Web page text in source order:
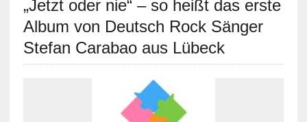
„Jetzt oder nie“ – so heißt das erste
Album von Deutsch Rock Sänger
Stefan Carabao aus Lübeck